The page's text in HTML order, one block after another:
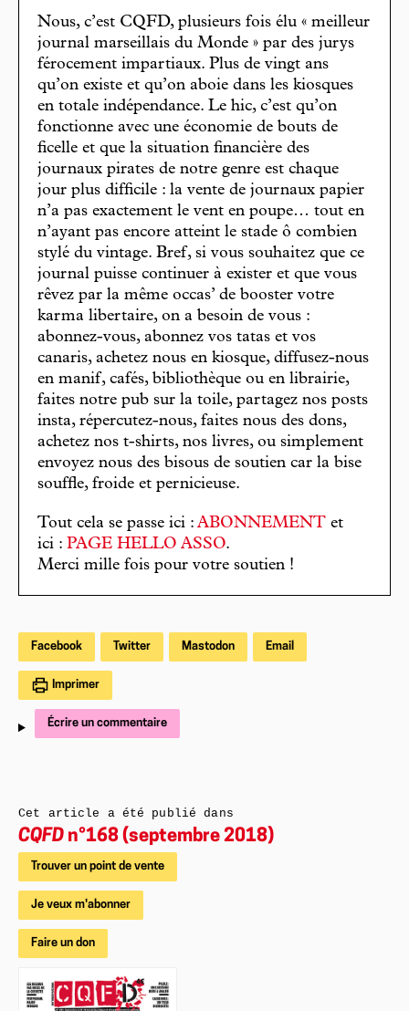
Nous, c’est CQFD, plusieurs fois élu « meilleur
journal marseillais du Monde » par des jurys
férocement impartiaux. Plus de vingt ans
qu’on existe et qu’on aboie dans les kiosques
en totale indépendance. Le hic, c’est qu’on
fonctionne avec une économie de bouts de
ficelle et que la situation financière des
journaux pirates de notre genre est chaque
jour plus difficile : la vente de journaux papier
n’a pas exactement le vent en poupe… tout en
n’ayant pas encore atteint le stade ô combien
stylé du vintage. Bref, si vous souhaitez que ce
journal puisse continuer à exister et que vous
rêvez par la même occas’ de booster votre
karma libertaire, on a besoin de vous :
abonnez-vous, abonnez vos tatas et vos
canaris, achetez nous en kiosque, diffusez-nous
en manif, cafés, bibliothèque ou en librairie,
faites notre pub sur la toile, partagez nos posts
insta, répercutez-nous, faites nous des dons,
achetez nos t-shirts, nos livres, ou simplement
envoyez nous des bisous de soutien car la bise
souffle, froide et pernicieuse.
Tout cela se passe ici : ABONNEMENT et
ici : PAGE HELLO ASSO.
Merci mille fois pour votre soutien !
Facebook Twitter Mastodon Email
Imprimer
Écrire un commentaire
Cet article a été publié dans
CQFD n°168 (septembre 2018)
Trouver un point de vente
Je veux m'abonner
Faire un don